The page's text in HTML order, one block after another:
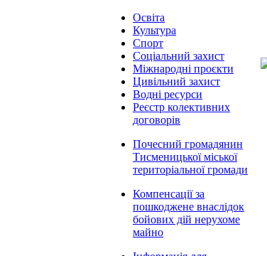
Освіта
Культура
Спорт
Соціальний захист
Міжнародні проєкти
Цивільний захист
Водні ресурси
Реєстр колективних
договорів
Почесний громадянин
Тисменицької міської
територіальної громади
Компенсації за
пошкоджене внаслідок
бойових дій нерухоме
майно